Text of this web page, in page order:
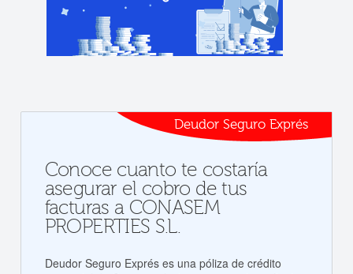
Deudor Seguro Exprés
Conoce cuanto te costaría
asegurar el cobro de tus
facturas a CONASEM
PROPERTIES S.L.
Deudor Seguro Exprés es una póliza de crédito